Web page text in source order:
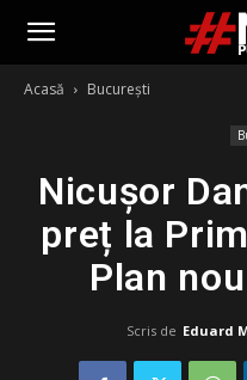
Acasă București
Nicușor
preț la
Plan
Scris de Eduard